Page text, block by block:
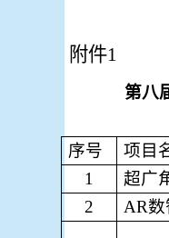
附件1
第八
序号
项目
1
超广
2
AR